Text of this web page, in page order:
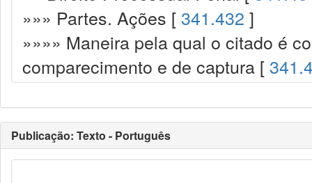
»»» Partes. Ações [ 341.432 ]
»»»» Maneira pela qual o citado é
comparecimento e de captura [
Publicação: Texto - Português